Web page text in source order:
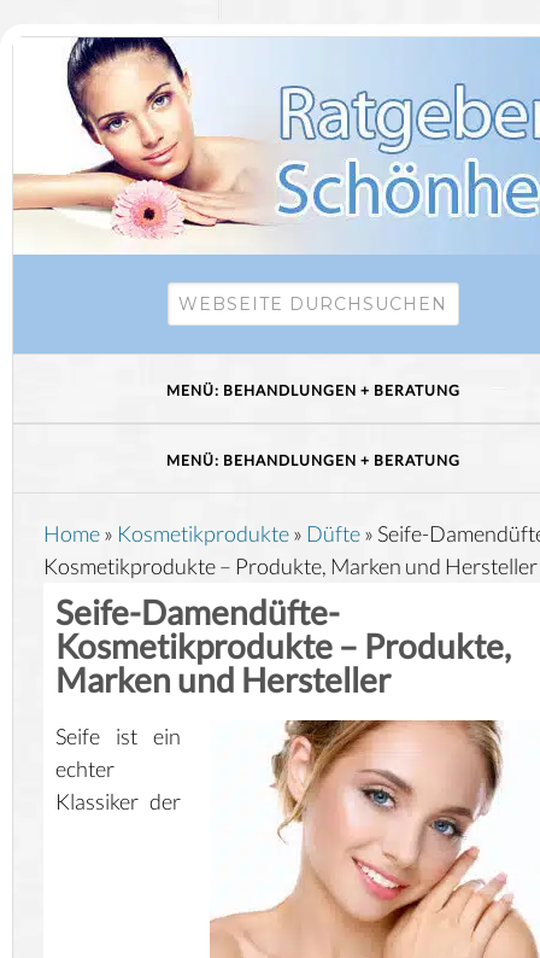
Home» Kosmetikprodukte» Düfte» Seife-
Kosmetikprodukte – Produkte, Marken und Hersteller
Seife-Damendüfte-
Kosmetikprodukte – Produkte,
Marken und Hersteller
Seife ist ein
echter
Klassiker der